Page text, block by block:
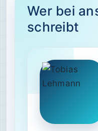
Wer bei
schreibt